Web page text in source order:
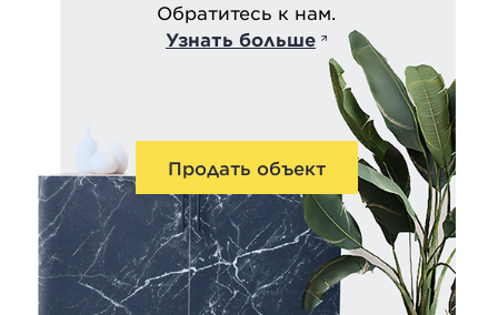
Обратитесь к нам.
Узнать больше
Продать объект